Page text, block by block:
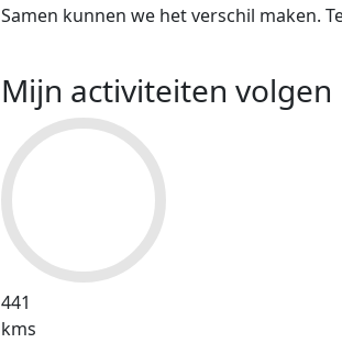
Samen kunnen we het verschil maken.
Mijn activiteiten volgen
441
kms